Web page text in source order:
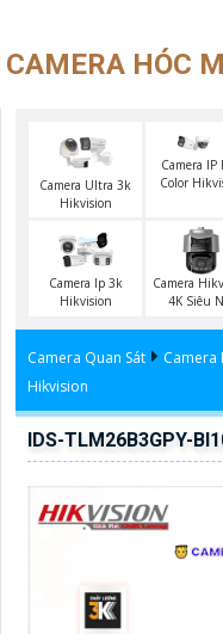
CAMERA HÓC
Camera Ultra 3k
Hikvision
Camera IP
Color
Camera Ip 3k
Hikvision
Camera
4K Siêu
Camera Quan Sát Camera
Hikvision
IDS-TLM26B3GPY-